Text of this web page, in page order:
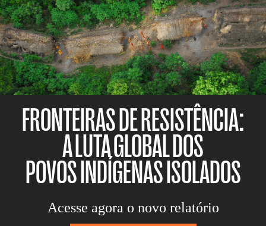
FRONTEIRAS DE RESISTÊNCIA:
A LUTA GLOBAL DOS
POVOS INDÍGENAS ISOLADOS
Acesse agora o novo relatório